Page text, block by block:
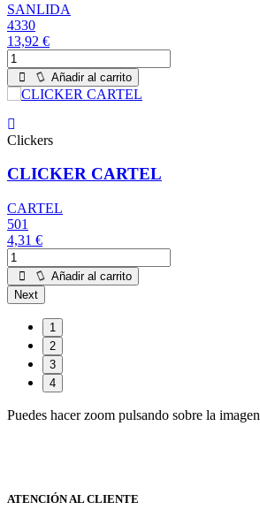
SANLIDA
4330
13,92 €
Añadir al carrito
Clickers
CLICKER CARTEL
CARTEL
501
4,31 €
Añadir al carrito
Next
1
2
3
4
Puedes hacer zoom pulsando sobre la imagen
ATENCIÓN AL CLIENTE